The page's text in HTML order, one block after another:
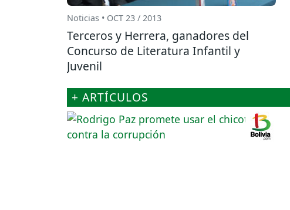
Noticias • OCT 23 / 2013
Terceros y Herrera, ganadores del
Concurso de Literatura Infantil y
Juvenil
+ ARTÍCULOS